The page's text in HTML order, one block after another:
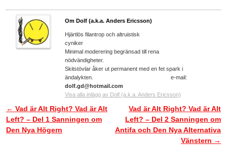
Om Dolf (a.k.a. Anders Ericsson)
Hjärtlös filantrop och altruistisk
cyniker
Minimal moderering begränsad till rena
nödvändigheter.
Skitstövlar åker ut permanent med en fet spark i
ändalykten. e-mail:
dolf.gd@hotmail.com
Visa alla inlägg av Dolf (a.k.a. Anders Ericsson)
Inläggsnavigering
← Vad är Alt Right? Vad är Alt
Left? – Del 1 Sanningen om
Den Nya Högern
Vad är Alt Right? Vad är Alt
Left? – Del 2 Sanningen om
Antifa och Den Nya Alternativa
Vänstern →